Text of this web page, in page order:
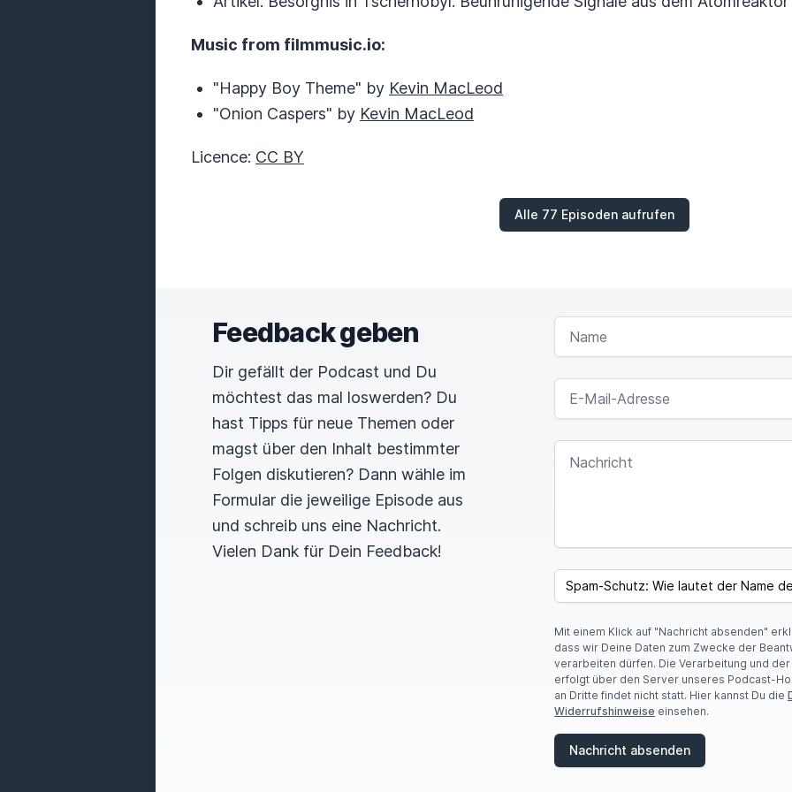
Music from filmmusic.io:
"Happy Boy Theme" by Kevin MacLeod
"Onion Caspers" by Kevin MacLeod
Licence: CC BY
Alle 77 Episoden aufrufen
Feedback geben
Dir gefällt der Podcast und Du
möchtest das mal loswerden? Du
hast Tipps für neue Themen oder
magst über den Inhalt bestimmter
Folgen diskutieren? Dann wähle im
Formular die jeweilige Episode aus
und schreib uns eine Nachricht.
Vielen Dank für Dein Feedback!
NAME
E-MAIL-ADRESSE
NACHRICHT
F
O
A
R
E
A
H
U
M
N
SPAM CAPTCHA
Mit einem Klick auf "Nachricht absenden"
dass wir Deine Daten zum Zwecke der
verarbeiten dürfen. Die Verarbeitung und
erfolgt über den Server unseres Podcast-
an Dritte findet nicht statt. Hier kannst Du die
Widerrufshinweise einsehen.
Nachricht absenden